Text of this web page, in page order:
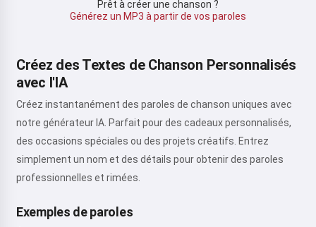
Prêt à créer une chanson ?
Générez un MP3 à partir de vos paroles
Créez des Textes de Chanson Personnalisés
avec l'IA
Créez instantanément des paroles de chanson uniques avec
notre générateur IA. Parfait pour des cadeaux personnalisés,
des occasions spéciales ou des projets créatifs. Entrez
simplement un nom et des détails pour obtenir des paroles
professionnelles et rimées.
Exemples de paroles